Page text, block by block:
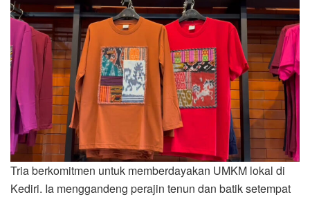
Tria berkomitmen untuk memberdayakan UMKM lokal di
Kediri. Ia menggandeng perajin tenun dan batik setempat